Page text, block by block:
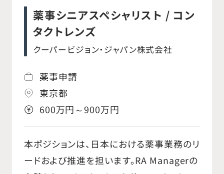
リソースの評価、会社の成長を支える計画
の策定が含まれます。 また、QCスーパーバ
イザーはQCの主要業績評価指標（KPI）の
管理・監視を担い、結果の改善や悪化傾向
の是正のためのアクションを実施します。日
本以外の他のノボキュア拠点に所属するグ
ローバルQCマネージャーと協力し、QCプロ
改善にも責任を持ちます。 QCスーパーバイ
ザーは、ローカルQCに割り当てられた年間
薬事シニアスペシャリスト / コン
タクトレンズ
クーパービジョン・ジャパン株式会社
薬事申請
東京都
600万円～900万円
本ポジションは、日本における薬事業務のリ
ードおよび推進を担います。RA Managerの